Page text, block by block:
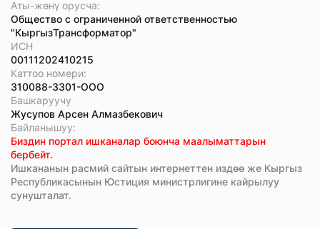
Аты-жөнү орусча:
Общество с ограниченной ответственностью
"КыргызТрансформатор"
ИСН
00111202410215
Каттоо номери:
310088-3301-ООО
Башкаруучу
Жусупов Арсен Алмазбекович
Байланышуу:
Биздин портал ишканалар боюнча маалыматтарын
бербейт.
Ишкананын расмий сайтын интернеттен издөө же Кыргыз
Республикасынын Юстиция министрлигине кайрылуу
сунушталат.